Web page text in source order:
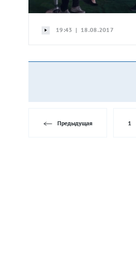
19:43 | 18.08.2017
Предыдущая 1